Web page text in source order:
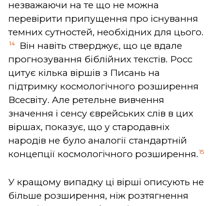
незважаючи на те що не можна
перевірити припущення про існування
темних сутностей, необхідних для цього.
14
Він навіть стверджує, що це вдале
прогнозування біблійних текстів. Росс
цитує кілька віршів з Писань на
підтримку космологічного розширення
Всесвіту. Але ретельне вивчення
значення і сенсу єврейських слів в цих
віршах, показує, що у стародавніх
народів не було аналогії стандартній
концепції космологічного розширення. 15
У кращому випадку ці вірші описують не
більше розширення, ніж розтягнення